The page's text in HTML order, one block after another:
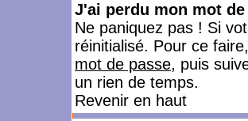
J'ai perdu mon mot de
Ne paniquez pas ! Si
réinitialisé. Pour ce
mot de passe, puis
un rien de temps.
Revenir en haut